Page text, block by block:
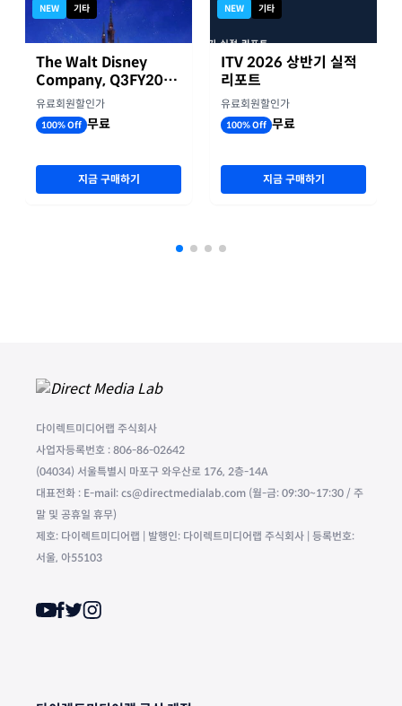
NEW 기타
The Walt Disney
Company, Q3FY2026
실적자료
유료회원할인가
100% Off 무료
지금 구매하기
NEW 기타
ITV 2026 상반기 실적
리포트
유료회원할인가
100% Off 무료
지금 구매하기
다이렉트미디어랩 주식회사
사업자등록번호 : 806-86-02642
(04034) 서울특별시 마포구 와우산로 176, 2층-14A
대표전화 : E-mail: cs@directmedialab.com (월-금: 09:30~17:30 / 주
말 및 공휴일 휴무)
제호: 다이렉트미디어랩 | 발행인: 다이렉트미디어랩 주식회사 | 등록번호:
서울, 아55103